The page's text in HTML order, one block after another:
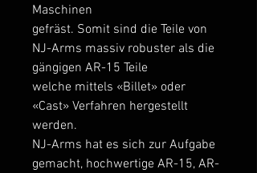
Maschinen
gefräst. Somit sind die Teile von
NJ-Arms massiv robuster als die
gängigen AR-15 Teile
welche mittels «Billet» oder
«Cast» Verfahren hergestellt
werden.
NJ-Arms hat es sich zur Aufgabe
gemacht, hochwertige AR-15, AR-